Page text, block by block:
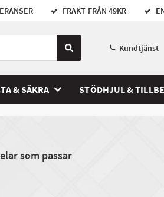
FRAKT FRÅN 49KR
Kundtjänst
& SÄKRA STÖDHJUL &
som passar